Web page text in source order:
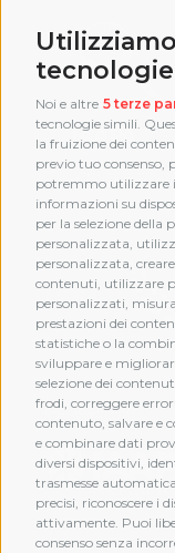
tecnologie
Noi e altre 5 terze
tecnologie simili.
la fruizione dei
previo tuo consenso,
potremmo utilizzare
informazioni su
per la selezione
personalizzata,
personalizzata,
contenuti, utilizzare
personalizzati,
prestazioni dei
statistiche o la
sviluppare e
selezione dei
frodi, correggere
contenuto, salvare e
e combinare dati
diversi dispositivi,
trasmesse
precisi, riconoscere i
attivamente. Puoi
consenso senza
MEMBERSHIP